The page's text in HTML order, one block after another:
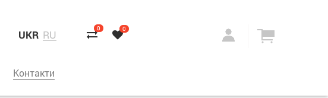
UKR RU 0 0
Контакти